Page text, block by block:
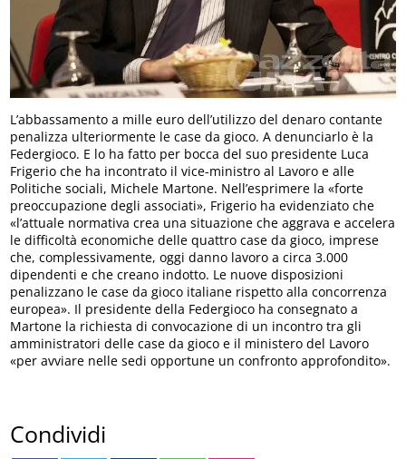
L’abbassamento a mille euro dell’utilizzo del denaro contante
penalizza ulteriormente le case da gioco. A denunciarlo è la
Federgioco. E lo ha fatto per bocca del suo presidente Luca
Frigerio che ha incontrato il vice-ministro al Lavoro e alle
Politiche sociali, Michele Martone. Nell’esprimere la «forte
preoccupazione degli associati», Frigerio ha evidenziato che
«l’attuale normativa crea una situazione che aggrava e accelera
le difficoltà economiche delle quattro case da gioco, imprese
che, complessivamente, oggi danno lavoro a circa 3.000
dipendenti e che creano indotto. Le nuove disposizioni
penalizzano le case da gioco italiane rispetto alla concorrenza
europea». Il presidente della Federgioco ha consegnato a
Martone la richiesta di convocazione di un incontro tra gli
amministratori delle case da gioco e il ministero del Lavoro
«per avviare nelle sedi opportune un confronto approfondito».
Condividi